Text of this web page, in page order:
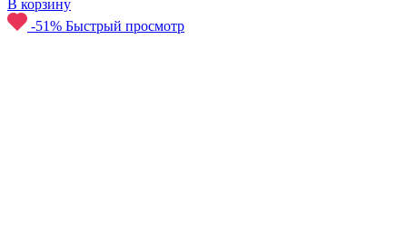
В корзину
-51% Быстрый просмотр